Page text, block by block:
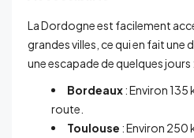
La Dordogne est facilement
grandes villes, ce qui en fait
une escapade de quelques jours :
Bordeaux: Environ
route.
Toulouse : Environ 250